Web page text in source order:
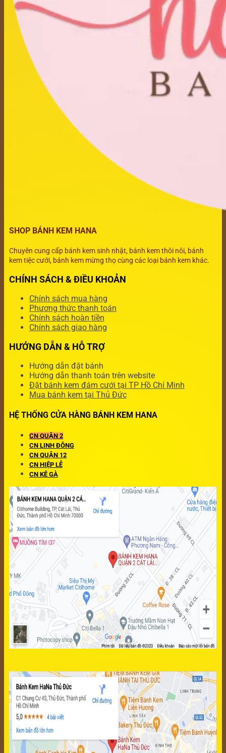
SHOP BÁNH KEM HANA
Chuyên cung cấp bánh kem sinh nhật, bánh kem thôi nôi, bánh
kem tiệc cưới, bánh kem mừng thọ cùng các loại bánh kem khác.
CHÍNH SÁCH & ĐIỀU KHOẢN
Chính sách mua hàng
Phương thức thanh toán
Chính sách hoàn tiền
Chính sách giao hàng
HƯỚNG DẪN & HỖ TRỢ
Hướng dẫn đặt bánh
Hướng dẫn thanh toán trên website
Đặt bánh kem đám cưới tại TP Hồ Chí Minh
Mua bánh kem tại Thủ Đức
HỆ THỐNG CỬA HÀNG BÁNH KEM HANA
CN QUẬN 2
CN LINH ĐÔNG
CN QUẬN 12
CN HIỆP LỄ
CN KÊ GÀ